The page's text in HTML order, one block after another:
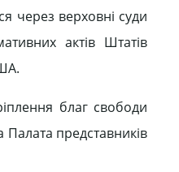
через верховні суди
актів Штатів
благ свободи
представників